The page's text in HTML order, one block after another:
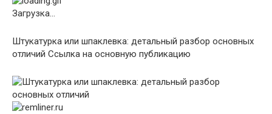
Загрузка…
Штукатурка или шпаклевка: детальный разбор основных
отличий Ссылка на основную публикацию